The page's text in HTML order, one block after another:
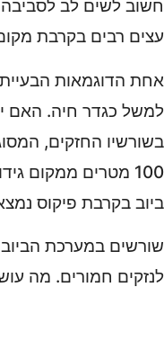
חשוב לשים לב
עצים רבים בקרבת
אחת הדוגמאות
למשל כגדר חיה. האם
בשורשיו החזקים,
100 מטרים ממקום
ביוב בקרבת פיקוס
שורשים במערכת
לנזקים חמורים. מה